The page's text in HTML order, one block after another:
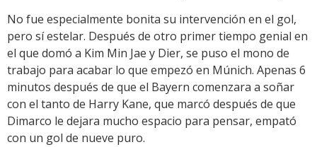
No fue especialmente bonita su intervención en el gol,
pero sí estelar. Después de otro primer tiempo genial en
el que domó a Kim Min Jae y Dier, se puso el mono de
trabajo para acabar lo que empezó en Múnich. Apenas 6
minutos después de que el Bayern comenzara a soñar
con el tanto de Harry Kane, que marcó después de que
Dimarco le dejara mucho espacio para pensar, empató
con un gol de nueve puro.